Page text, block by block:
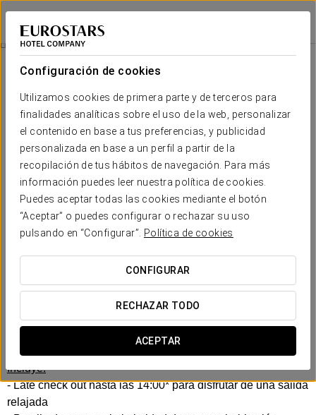
Configuración de cookies
Utilizamos cookies de primera parte y de terceros para
finalidades analíticas sobre el uso de la web, personalizar
el contenido en base a tus preferencias, y publicidad
personalizada en base a un perfil a partir de la
recopilación de tus hábitos de navegación. Para más
información puedes leer nuestra política de cookies.
Puedes aceptar todas las cookies mediante el botón
“Aceptar” o puedes configurar o rechazar su uso
pulsando en “Configurar”.
Política de cookies
CONFIGURAR
RECHAZAR TODO
ACEPTAR
Exe Auriense
OURENSE
Experiencia Romántica
20 €
Experiencia romántica
Detalles para sorprender. Todo listo para que solo penséis
en disfrutar del amor.
En el Exe Auriense, hemos creado una experiencia
romántica diseñada para compartir con vuestra pareja.
Incluye:
- Late check out hasta las 14:00* para disfrutar de una salida
relajada